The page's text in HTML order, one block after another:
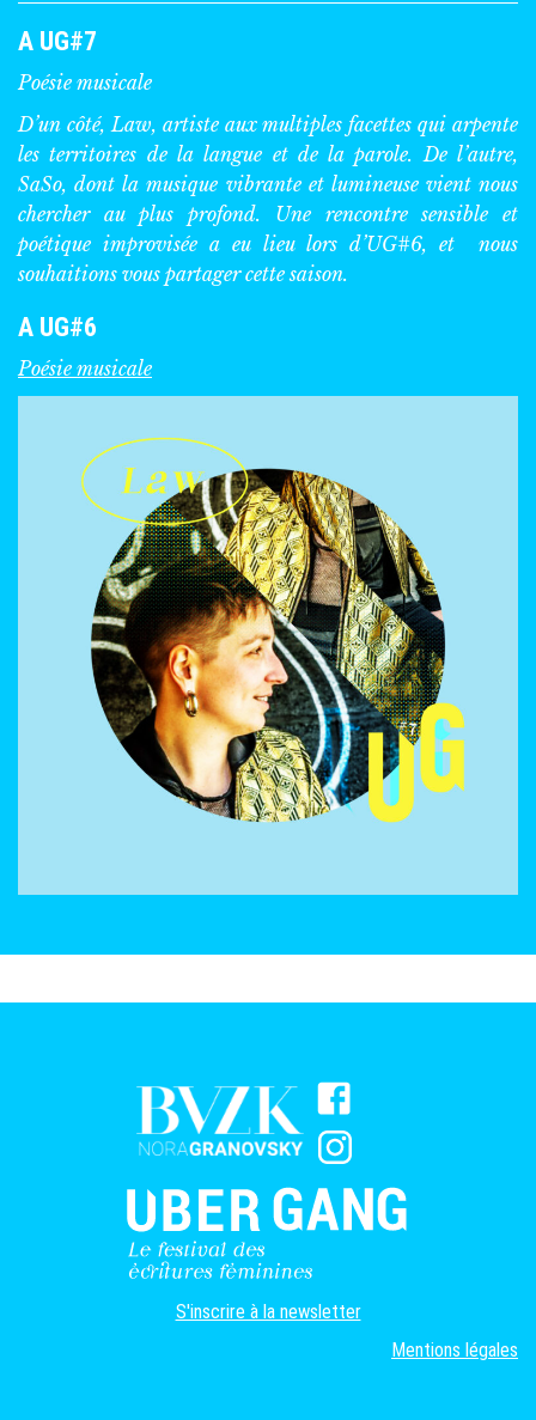
A UG#7
Poésie musicale
D’un côté, Law, artiste aux multiples facettes qui arpente
les territoires de la langue et de la parole. De l’autre,
SaSo, dont la musique vibrante et lumineuse vient nous
chercher au plus profond. Une rencontre sensible et
poétique improvisée a eu lieu lors d’UG#6, et nous
souhaitions vous partager cette saison.
A UG#6
Poésie musicale
S'inscrire à la newsletter
Mentions légales